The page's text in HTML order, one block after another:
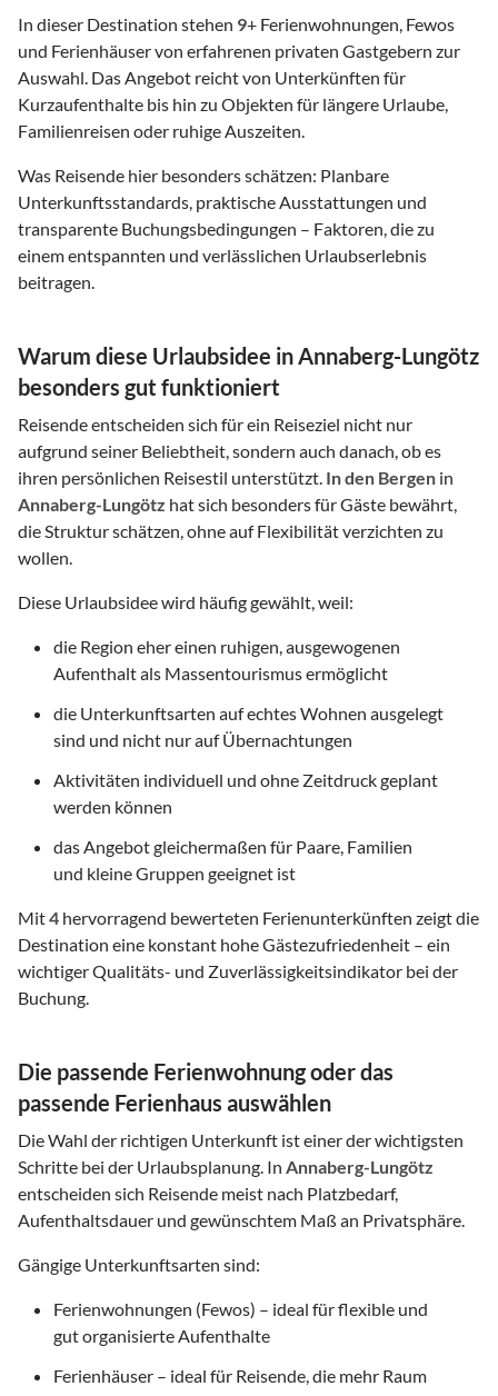
In dieser Destination stehen 9+ Ferienwohnungen, Fewos
und Ferienhäuser von erfahrenen privaten Gastgebern zur
Auswahl. Das Angebot reicht von Unterkünften für
Kurzaufenthalte bis hin zu Objekten für längere Urlaube,
Familienreisen oder ruhige Auszeiten.
Was Reisende hier besonders schätzen: Planbare
Unterkunftsstandards, praktische Ausstattungen und
transparente Buchungsbedingungen – Faktoren, die zu
einem entspannten und verlässlichen Urlaubserlebnis
beitragen.
Warum diese Urlaubsidee in Annaberg-Lungötz
besonders gut funktioniert
Reisende entscheiden sich für ein Reiseziel nicht nur
aufgrund seiner Beliebtheit, sondern auch danach, ob es
ihren persönlichen Reisestil unterstützt. In den Bergen in
Annaberg-Lungötz hat sich besonders für Gäste bewährt,
die Struktur schätzen, ohne auf Flexibilität verzichten zu
wollen.
Diese Urlaubsidee wird häufig gewählt, weil:
die Region eher einen ruhigen, ausgewogenen
Aufenthalt als Massentourismus ermöglicht
die Unterkunftsarten auf echtes Wohnen ausgelegt
sind und nicht nur auf Übernachtungen
Aktivitäten individuell und ohne Zeitdruck geplant
werden können
das Angebot gleichermaßen für Paare, Familien
und kleine Gruppen geeignet ist
Mit4 hervorragend bewerteten Ferienunterkünften zeigt die
Destination eine konstant hohe Gästezufriedenheit – ein
wichtiger Qualitäts- und Zuverlässigkeitsindikator bei der
Buchung.
Die passende Ferienwohnung oder das
passende Ferienhaus auswählen
Die Wahl der richtigen Unterkunft ist einer der wichtigsten
Schritte bei der Urlaubsplanung. In Annaberg-Lungötz
entscheiden sich Reisende meist nach Platzbedarf,
Aufenthaltsdauer und gewünschtem Maß an Privatsphäre.
Gängige Unterkunftsarten sind:
Ferienwohnungen (Fewos) – ideal für flexible und
gut organisierte Aufenthalte
Ferienhäuser – ideal für Reisende, die mehr Raum